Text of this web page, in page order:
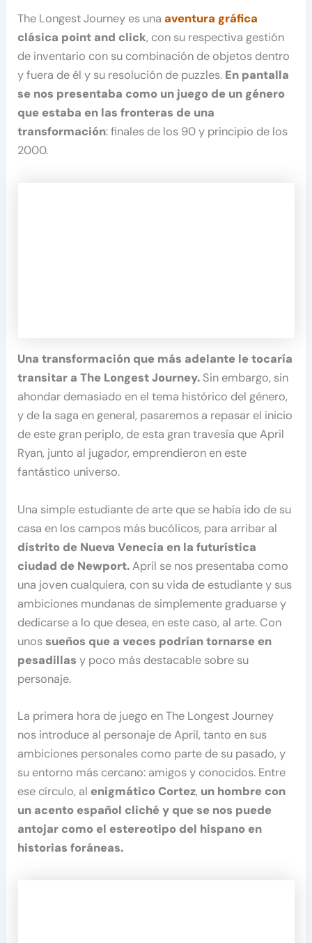
The Longest Journey es una aventura gráfica
clásica point and click, con su respectiva gestión
de inventario con su combinación de objetos dentro
y fuera de él y su resolución de puzzles. En pantalla
se nos presentaba como un juego de un género
que estaba en las fronteras de una
transformación: finales de los 90 y principio de los
2000.
Una transformación que más adelante le tocaría
transitar a The Longest Journey. Sin embargo, sin
ahondar demasiado en el tema histórico del género,
y de la saga en general, pasaremos a repasar el inicio
de este gran periplo, de esta gran travesía que April
Ryan, junto al jugador, emprendieron en este
fantástico universo.
Una simple estudiante de arte que se había ido de su
casa en los campos más bucólicos, para arribar al
distrito de Nueva Venecia en la futurística
ciudad de Newport.April se nos presentaba como
una joven cualquiera, con su vida de estudiante y sus
ambiciones mundanas de simplemente graduarse y
dedicarse a lo que desea, en este caso, al arte. Con
unossueños que a veces podrían tornarse en
pesadillas y poco más destacable sobre su
personaje.
La primera hora de juego en The Longest Journey
nos introduce al personaje de April, tanto en sus
ambiciones personales como parte de su pasado, y
su entorno más cercano: amigos y conocidos. Entre
ese círculo, al enigmático Cortez, un hombre con
un acento español cliché y que se nos puede
antojar como el estereotipo del hispano en
historias foráneas.